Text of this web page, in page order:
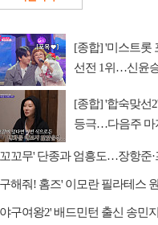
[종합] '미스트롯
선전 1위…신윤
[종합] '합숙맞선
등극…다음주 마